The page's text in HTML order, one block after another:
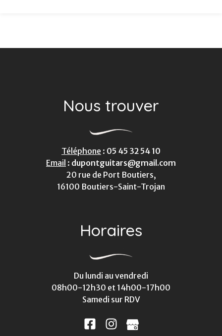
Nous trouver
Téléphone : 05 45 32 54 10
Email : dupontguitars@gmail.com
20 rue de Port Boutiers,
16100 Boutiers-Saint-Trojan
Horaires
Du lundi au vendredi
08h00-12h30 et 14h00-17h00
Samedi sur RDV